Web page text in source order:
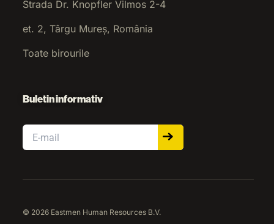
Strada Dr. Knopfler Vilmos 2-4
et. 2, Târgu Mureș, România
Toate birourile
Buletin informativ
Email
© 2026 Eastmen Human Resources B.V.